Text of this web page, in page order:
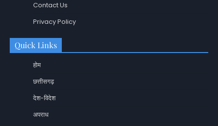
Contact Us
Privacy Policy
Quick Links
होम
छत्तीसगढ़
देश-विदेश
अपराध